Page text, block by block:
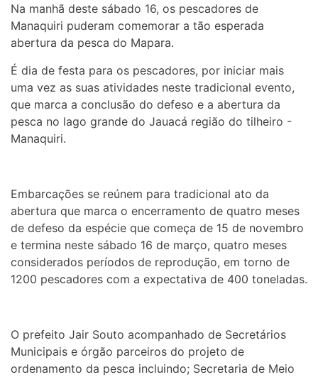
Na manhã deste sábado 16, os pescadores de
Manaquiri puderam comemorar a tão esperada
abertura da pesca do Mapara.
É dia de festa para os pescadores, por iniciar mais
uma vez as suas atividades neste tradicional evento,
que marca a conclusão do defeso e a abertura da
pesca no lago grande do Jauacá região do tilheiro -
Manaquiri.
Embarcações se reúnem para tradicional ato da
abertura que marca o encerramento de quatro meses
de defeso da espécie que começa de 15 de novembro
e termina neste sábado 16 de março, quatro meses
considerados períodos de reprodução, em torno de
1200 pescadores com a expectativa de 400 toneladas.
O prefeito Jair Souto acompanhado de Secretários
Municipais e órgão parceiros do projeto de
ordenamento da pesca incluindo; Secretaria de Meio